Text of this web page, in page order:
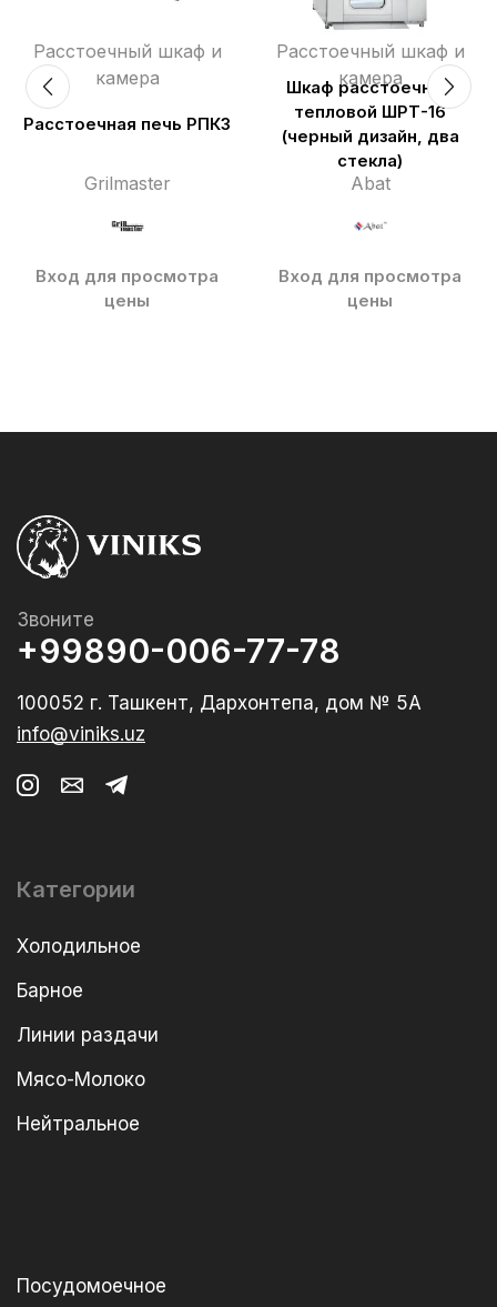
Расстоечный шкаф и
камера
Расстоечная печь РПК3
Grilmaster
Вход для просмотра
цены
Расстоечный шкаф и
камера
Шкаф расстоечный
тепловой ШРТ-16
(черный дизайн, два
стекла)
Abat
Вход для просмотра
цены
Звоните
+99890-006-77-78
100052 г. Ташкент, Дархонтепа, дом № 5А
info@viniks.uz
Категории
Холодильное
Барное
Линии раздачи
Мясо-Молоко
Нейтральное
Посудомоечное